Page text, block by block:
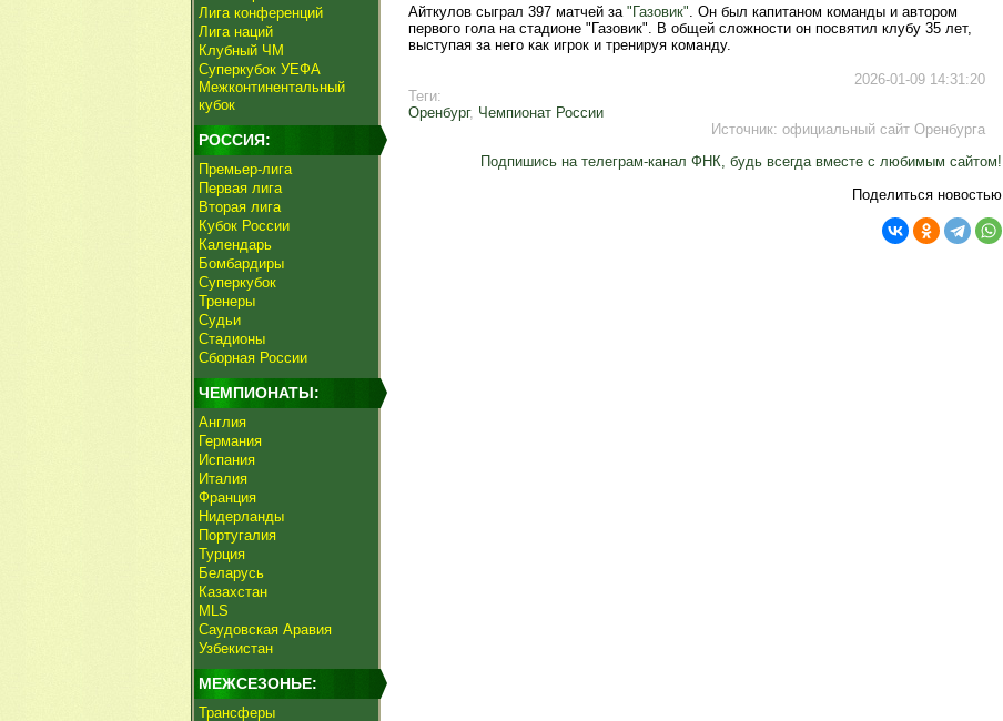
Лига конференций
Лига наций
Клубный ЧМ
Суперкубок УЕФА
Межконтинентальный
кубок
РОССИЯ:
Премьер-лига
Первая лига
Вторая лига
Кубок России
Календарь
Бомбардиры
Суперкубок
Тренеры
Судьи
Стадионы
Сборная России
ЧЕМПИОНАТЫ:
Англия
Германия
Испания
Италия
Франция
Нидерланды
Португалия
Турция
Беларусь
Казахстан
MLS
Саудовская Аравия
Узбекистан
МЕЖСЕЗОНЬЕ:
Трансферы
Айткулов сыграл 397 матчей за "Газовик". Он был капитаном команды и автором
первого гола на стадионе "Газовик". В общей сложности он посвятил клубу 35 лет,
выступая за него как игрок и тренируя команду.
2026-01-09 14:31:20
Теги:
Оренбург, Чемпионат России
Источник: официальный сайт Оренбурга
Подпишись на телеграм-канал ФНК, будь всегда вместе с любимым сайтом!
Поделиться новостью